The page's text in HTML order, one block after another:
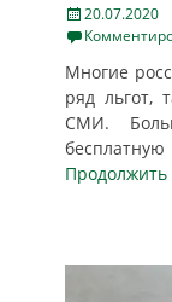
Posted
on
20.07.2020
Многие
ряд льгот,
СМИ.